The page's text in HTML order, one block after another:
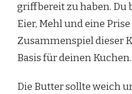
griffbereit zu haben. Du
Eier, Mehl und eine Prise
Zusammenspiel dieser
Basis für deinen Kuchen.
Die Butter sollte weich